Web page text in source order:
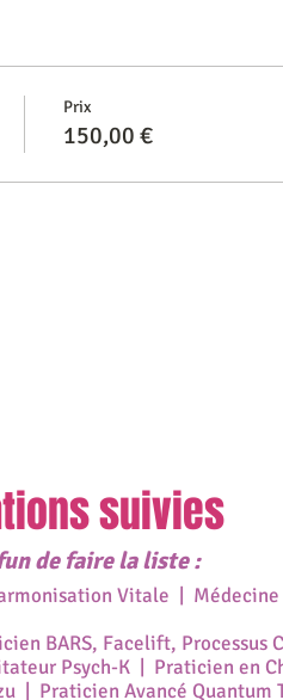
Prix
150,00 €
suivies
de faire la liste :
Vitale |
BARS, Facelift, Processus
Psych-K | Praticien en
| PraticienAvancé Quantum